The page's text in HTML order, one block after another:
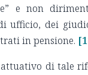
e non
di ufficio, dei
in pensione.
di tale